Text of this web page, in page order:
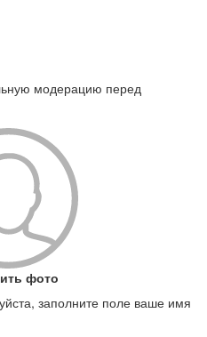
модерацию перед
фото
заполните поле ваше имя